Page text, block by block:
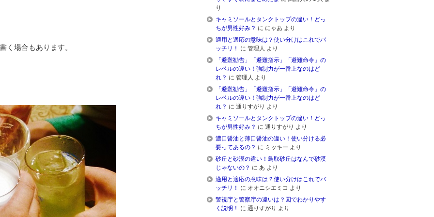
く場合もあります。
り
キャミソールとタンクトップの違い！どっ
ちが男性好み？ に にゃあ より
適用と適応の意味は？使い分けはこれでバ
ッチリ！
に 管理人 より
「避難勧告」「避難指示」「避難命令」の
レベルの違い！強制力が一番上なのはど
れ？ に 管理人 より
「避難勧告」「避難指示」「避難命令」の
レベルの違い！強制力が一番上なのはど
れ？ に 通りすがり より
キャミソールとタンクトップの違い！どっ
ちが男性好み？ に 通りすがり より
濃口醤油と薄口醤油の違い！使い分ける必
要ってあるの？ に ミッキー より
砂丘と砂漠の違い！鳥取砂丘はなんで砂漠
じゃないの？ に あ より
適用と適応の意味は？使い分けはこれでバ
ッチリ！
に オオニシエミコ より
警視庁と警察庁の違いは？図でわかりやす
く説明！
に 通りすがり より